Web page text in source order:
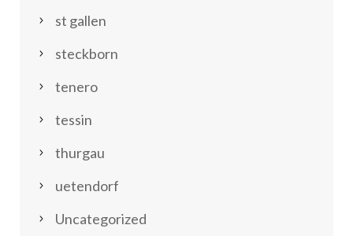
st gallen
steckborn
tenero
tessin
thurgau
uetendorf
Uncategorized